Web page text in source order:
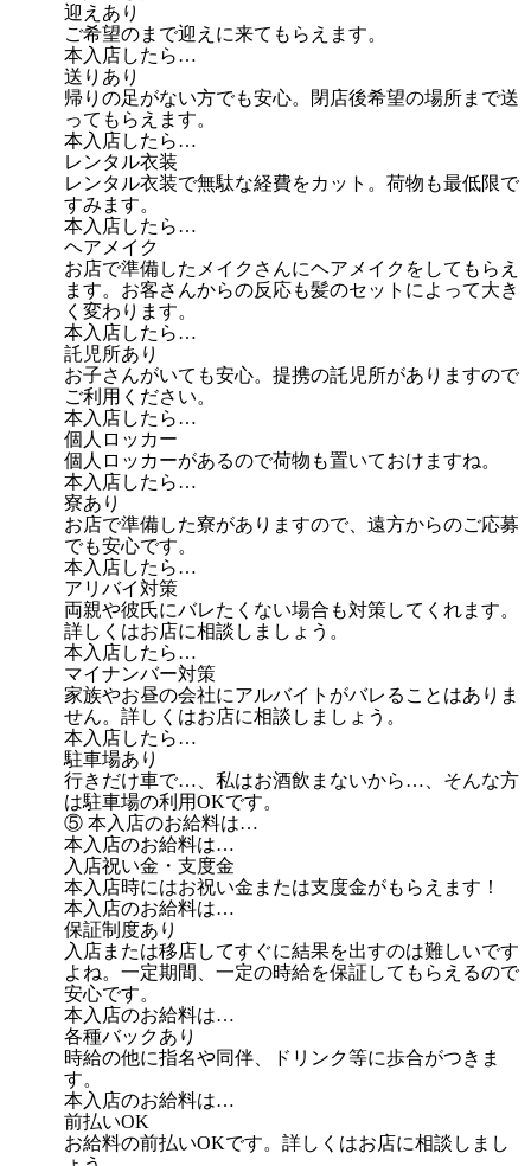
迎えあり
ご希望のまで迎えに来てもらえます。
本入店したら…
送りあり
帰りの足がない方でも安心。閉店後希望の場所まで送
ってもらえます。
本入店したら…
レンタル衣装
レンタル衣装で無駄な経費をカット。荷物も最低限で
すみます。
本入店したら…
ヘアメイク
お店で準備したメイクさんにヘアメイクをしてもらえ
ます。お客さんからの反応も髪のセットによって大き
く変わります。
本入店したら…
託児所あり
お子さんがいても安心。提携の託児所がありますので
ご利用ください。
本入店したら…
個人ロッカー
個人ロッカーがあるので荷物も置いておけますね。
本入店したら…
寮あり
お店で準備した寮がありますので、遠方からのご応募
でも安心です。
本入店したら…
アリバイ対策
両親や彼氏にバレたくない場合も対策してくれます。
詳しくはお店に相談しましょう。
本入店したら…
マイナンバー対策
家族やお昼の会社にアルバイトがバレることはありま
せん。詳しくはお店に相談しましょう。
本入店したら…
駐車場あり
行きだけ車で…、私はお酒飲まないから…、そんな方
は駐車場の利用OKです。
⑤ 本入店のお給料は…
本入店のお給料は…
入店祝い金・支度金
本入店時にはお祝い金または支度金がもらえます！
本入店のお給料は…
保証制度あり
入店または移店してすぐに結果を出すのは難しいです
よね。一定期間、一定の時給を保証してもらえるので
安心です。
本入店のお給料は…
各種バックあり
時給の他に指名や同伴、ドリンク等に歩合がつきま
す。
本入店のお給料は…
前払いOK
お給料の前払いOKです。詳しくはお店に相談しまし